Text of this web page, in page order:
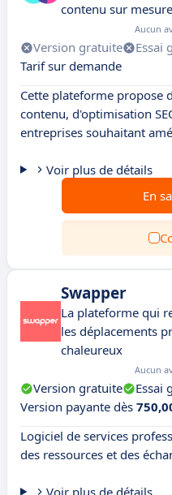
contenu sur mesure
Aucun
Version gratuite Essai
Tarif sur demande
Cette plateforme propose
contenu, d'optimisation
entreprises souhaitant
Voir plus de détails
En
Swapper
La plateforme qui
les déplacements
chaleureux
Aucun
Version gratuite Essai
Version payante dès
Logiciel de services
des ressources et des
Voir plus de détails